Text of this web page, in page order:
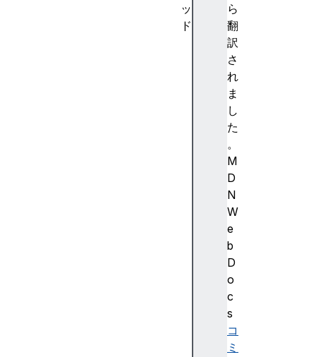
ら
翻
訳
さ
れ
ま
し
た
。
M
D
N
W
e
b
D
o
c
s
コ
ミ
ッ
ド